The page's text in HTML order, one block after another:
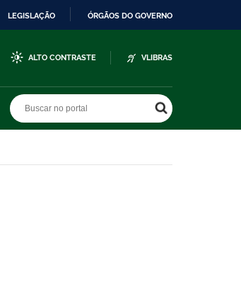
LEGISLAÇÃO ÓRGÃOS DO GOVERNO
ALTO CONTRASTE VLIBRAS